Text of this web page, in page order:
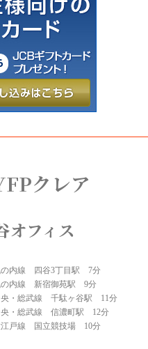
クレア
オフィス
の内線 四谷3丁目駅 7分
の内線 新宿御苑駅 9分
央・総武線 千駄ヶ谷駅 11分
央・総武線 信濃町駅 12分
江戸線 国立競技場 10分